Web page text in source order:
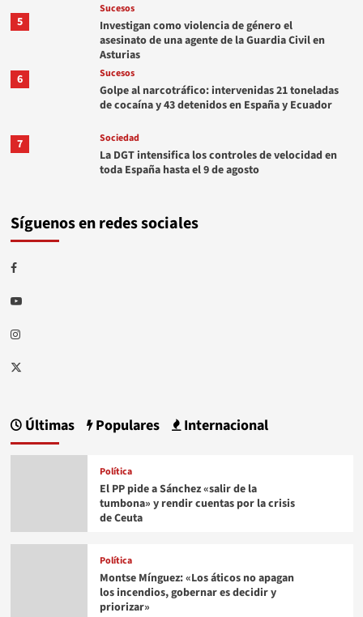
5
Sucesos
Investigan como violencia de género el
asesinato de una agente de la Guardia Civil en
Asturias
6
Sucesos
Golpe al narcotráfico: intervenidas 21 toneladas
de cocaína y 43 detenidos en España y Ecuador
7 Sociedad
La DGT intensifica los controles de velocidad en
toda España hasta el 9 de agosto
Síguenos en redes sociales
Facebook
Youtube
Instagram
Twitter
Últimas Populares Internacional
Política
El PP pide a Sánchez «salir de la
tumbona» y rendir cuentas por la crisis
de Ceuta
Política
Montse Mínguez: «Los áticos no apagan
los incendios, gobernar es decidir y
priorizar»